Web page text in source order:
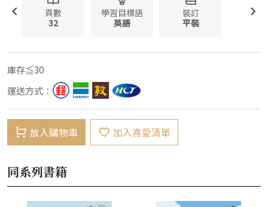
頁數
32
學習目標語
英語
裝訂
平裝
庫存≦30
運送方式：
放入購物車 加入喜愛清單
同系列書籍